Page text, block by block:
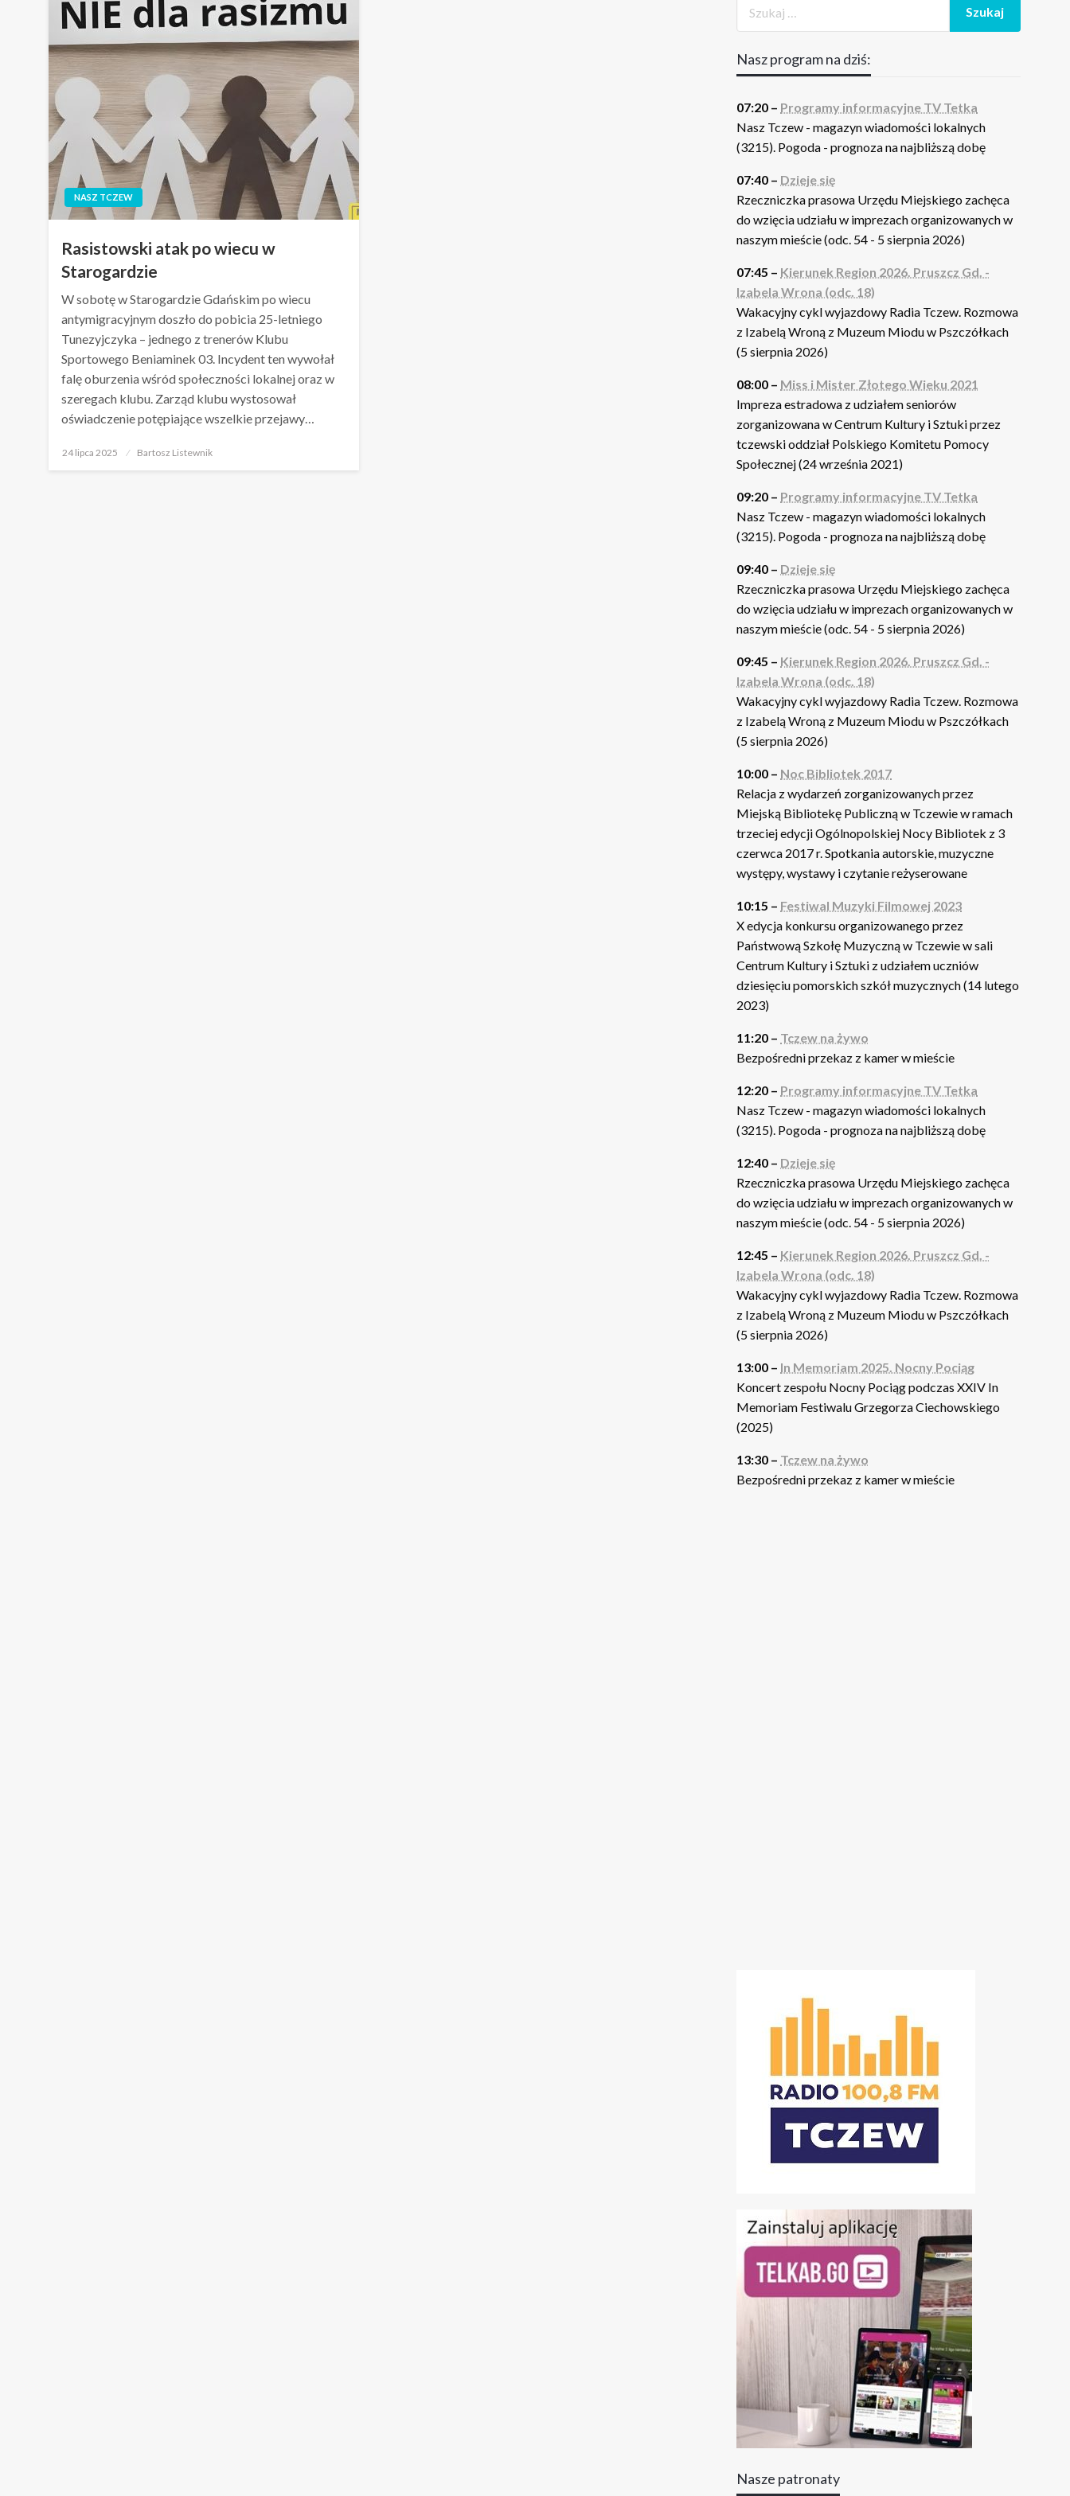
NASZ TCZEW
Rasistowski atak po wiecu w
Starogardzie
W sobotę w Starogardzie Gdańskim po wiecu
antymigracyjnym doszło do pobicia 25-letniego
Tunezyjczyka – jednego z trenerów Klubu
Sportowego Beniaminek 03. Incydent ten wywołał
falę oburzenia wśród społeczności lokalnej oraz w
szeregach klubu. Zarząd klubu wystosował
oświadczenie potępiające wszelkie przejawy…
Opublikowane
24 lipca 2025 Bartosz Listewnik
Nasz program na dziś:
07:20 – Programy informacyjne TV Tetka
Nasz Tczew - magazyn wiadomości lokalnych
(3215). Pogoda - prognoza na najbliższą dobę
07:40 – Dzieje się
Rzeczniczka prasowa Urzędu Miejskiego zachęca
do wzięcia udziału w imprezach organizowanych w
naszym mieście (odc. 54 - 5 sierpnia 2026)
07:45 – Kierunek Region 2026. Pruszcz Gd. -
Izabela Wrona (odc. 18)
Wakacyjny cykl wyjazdowy Radia Tczew. Rozmowa
z Izabelą Wroną z Muzeum Miodu w Pszczółkach
(5 sierpnia 2026)
08:00 – Miss i Mister Złotego Wieku 2021
Impreza estradowa z udziałem seniorów
zorganizowana w Centrum Kultury i Sztuki przez
tczewski oddział Polskiego Komitetu Pomocy
Społecznej (24 września 2021)
09:20 – Programy informacyjne TV Tetka
Nasz Tczew - magazyn wiadomości lokalnych
(3215). Pogoda - prognoza na najbliższą dobę
09:40 – Dzieje się
Rzeczniczka prasowa Urzędu Miejskiego zachęca
do wzięcia udziału w imprezach organizowanych w
naszym mieście (odc. 54 - 5 sierpnia 2026)
09:45 – Kierunek Region 2026. Pruszcz Gd. -
Izabela Wrona (odc. 18)
Wakacyjny cykl wyjazdowy Radia Tczew. Rozmowa
z Izabelą Wroną z Muzeum Miodu w Pszczółkach
(5 sierpnia 2026)
10:00 – Noc Bibliotek 2017
Relacja z wydarzeń zorganizowanych przez
Miejską Bibliotekę Publiczną w Tczewie w ramach
trzeciej edycji Ogólnopolskiej Nocy Bibliotek z 3
czerwca 2017 r. Spotkania autorskie, muzyczne
występy, wystawy i czytanie reżyserowane
10:15 – Festiwal Muzyki Filmowej 2023
X edycja konkursu organizowanego przez
Państwową Szkołę Muzyczną w Tczewie w sali
Centrum Kultury i Sztuki z udziałem uczniów
dziesięciu pomorskich szkół muzycznych (14 lutego
2023)
11:20 – Tczew na żywo
Bezpośredni przekaz z kamer w mieście
12:20 – Programy informacyjne TV Tetka
Nasz Tczew - magazyn wiadomości lokalnych
(3215). Pogoda - prognoza na najbliższą dobę
12:40 – Dzieje się
Rzeczniczka prasowa Urzędu Miejskiego zachęca
do wzięcia udziału w imprezach organizowanych w
naszym mieście (odc. 54 - 5 sierpnia 2026)
12:45 – Kierunek Region 2026. Pruszcz Gd. -
Izabela Wrona (odc. 18)
Wakacyjny cykl wyjazdowy Radia Tczew. Rozmowa
z Izabelą Wroną z Muzeum Miodu w Pszczółkach
(5 sierpnia 2026)
13:00 – In Memoriam 2025. Nocny Pociąg
Koncert zespołu Nocny Pociąg podczas XXIV In
Memoriam Festiwalu Grzegorza Ciechowskiego
(2025)
13:30 – Tczew na żywo
Bezpośredni przekaz z kamer w mieście
Nasze patronaty